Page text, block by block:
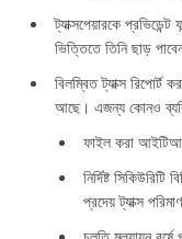
ট্যাক্সপেয়ারকে
ভিত্তিতে তিনি ছাড়
বিলম্বিত ট্যাক্স
আছে। এজন্য কোনও
ফাইল করা
নির্দিষ্ট
প্রদেয় ট্যাক্স পরিমাণ